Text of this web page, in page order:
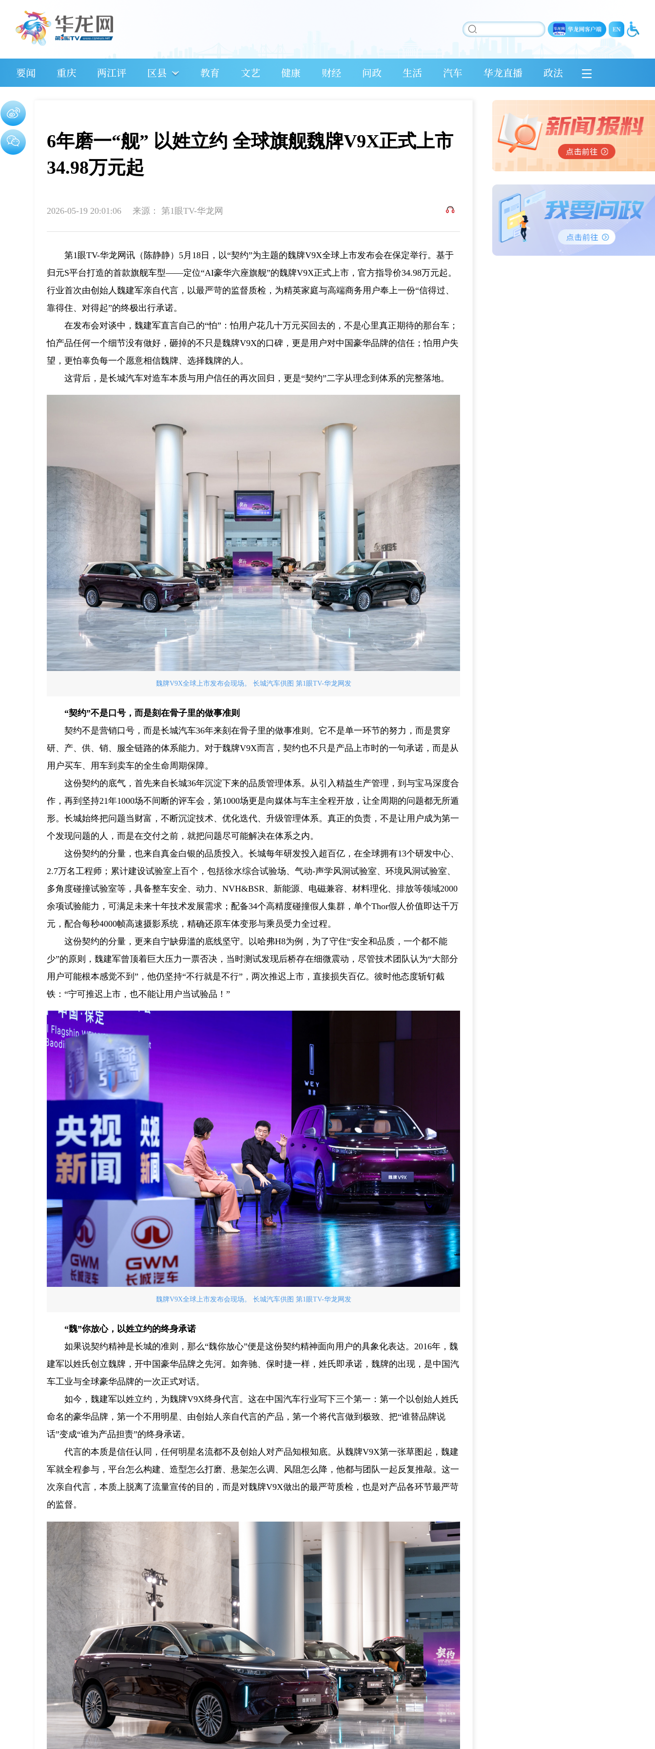
要闻 重庆 两江评 区县 教育 文艺 健康 财经 问政 生活 汽车 华龙直播 政法
6年磨一“舰” 以姓立约 全球旗舰魏牌V9X正式上市
34.98万元起
2026-05-19 20:01:06 来源： 第1眼TV-华龙网
第1眼TV-华龙网讯（陈静静）5月18日，以“契约”为主题的魏牌V9X全球上市发布会在保定举行。基于
归元S平台打造的首款旗舰车型——定位“AI豪华六座旗舰”的魏牌V9X正式上市，官方指导价34.98万元起。
行业首次由创始人魏建军亲自代言，以最严苛的监督质检，为精英家庭与高端商务用户奉上一份“信得过、
靠得住、对得起”的终极出行承诺。
在发布会对谈中，魏建军直言自己的“怕”：怕用户花几十万元买回去的，不是心里真正期待的那台车；
怕产品任何一个细节没有做好，砸掉的不只是魏牌V9X的口碑，更是用户对中国豪华品牌的信任；怕用户失
望，更怕辜负每一个愿意相信魏牌、选择魏牌的人。
这背后，是长城汽车对造车本质与用户信任的再次回归，更是“契约”二字从理念到体系的完整落地。
魏牌V9X全球上市发布会现场。 长城汽车供图 第1眼TV-华龙网发
“契约”不是口号，而是刻在骨子里的做事准则
契约不是营销口号，而是长城汽车36年来刻在骨子里的做事准则。它不是单一环节的努力，而是贯穿
研、产、供、销、服全链路的体系能力。对于魏牌V9X而言，契约也不只是产品上市时的一句承诺，而是从
用户买车、用车到卖车的全生命周期保障。
这份契约的底气，首先来自长城36年沉淀下来的品质管理体系。从引入精益生产管理，到与宝马深度合
作，再到坚持21年1000场不间断的评车会，第1000场更是向媒体与车主全程开放，让全周期的问题都无所遁
形。长城始终把问题当财富，不断沉淀技术、优化迭代、升级管理体系。真正的负责，不是让用户成为第一
个发现问题的人，而是在交付之前，就把问题尽可能解决在体系之内。
这份契约的分量，也来自真金白银的品质投入。长城每年研发投入超百亿，在全球拥有13个研发中心、
2.7万名工程师；累计建设试验室上百个，包括徐水综合试验场、气动-声学风洞试验室、环境风洞试验室、
多角度碰撞试验室等，具备整车安全、动力、NVH&BSR、新能源、电磁兼容、材料理化、排放等领域2000
余项试验能力，可满足未来十年技术发展需求；配备34个高精度碰撞假人集群，单个Thor假人价值即达千万
元，配合每秒4000帧高速摄影系统，精确还原车体变形与乘员受力全过程。
这份契约的分量，更来自宁缺毋滥的底线坚守。以哈弗H8为例，为了守住“安全和品质，一个都不能
少”的原则，魏建军曾顶着巨大压力一票否决，当时测试发现后桥存在细微震动，尽管技术团队认为“大部分
用户可能根本感觉不到”，他仍坚持“不行就是不行”，两次推迟上市，直接损失百亿。彼时他态度斩钉截
铁：“宁可推迟上市，也不能让用户当试验品！”
魏牌V9X全球上市发布会现场。 长城汽车供图 第1眼TV-华龙网发
“魏”你放心，以姓立约的终身承诺
如果说契约精神是长城的准则，那么“魏你放心”便是这份契约精神面向用户的具象化表达。2016年，魏
建军以姓氏创立魏牌，开中国豪华品牌之先河。如奔驰、保时捷一样，姓氏即承诺，魏牌的出现，是中国汽
车工业与全球豪华品牌的一次正式对话。
如今，魏建军以姓立约，为魏牌V9X终身代言。这在中国汽车行业写下三个第一：第一个以创始人姓氏
命名的豪华品牌，第一个不用明星、由创始人亲自代言的产品，第一个将代言做到极致、把“谁替品牌说
话”变成“谁为产品担责”的终身承诺。
代言的本质是信任认同，任何明星名流都不及创始人对产品知根知底。从魏牌V9X第一张草图起，魏建
军就全程参与，平台怎么构建、造型怎么打磨、悬架怎么调、风阻怎么降，他都与团队一起反复推敲。这一
次亲自代言，本质上脱离了流量宣传的目的，而是对魏牌V9X做出的最严苛质检，也是对产品各环节最严苛
的监督。